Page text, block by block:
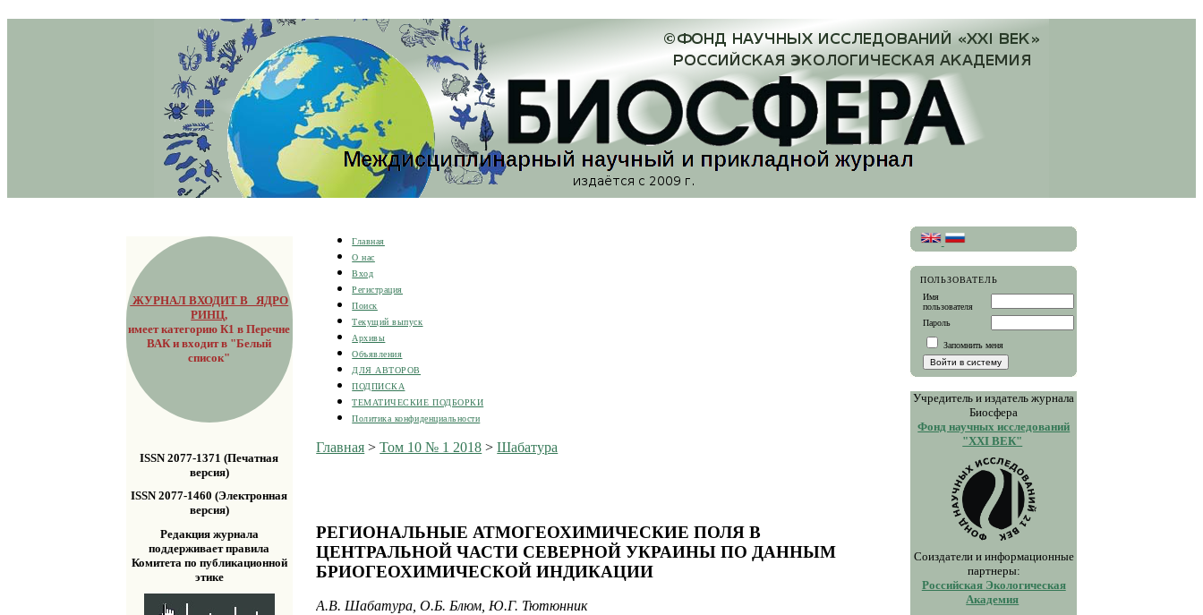
ЖУРНАЛ ВХОДИТ В ЯДРО
РИНЦ,
имеет категорию К1 в Перечне
ВАК и входит в "Белый
список"
ISSN 2077-1371 (Печатная
версия)
ISSN 2077-1460 (Электронная
версия)
Редакция журнала
поддерживает правила
Комитета по публикационной
этике
ПОЛЬЗОВАТЕЛЬ
Имя
пользователя
Пароль
Запомнить меня
Учредитель и издатель журнала
Биосфера
Фонд научных исследований
"XXI ВЕК"
Соиздатели и информационные
партнеры:
Российская Экологическая
Академия
Главная
О нас
Вход
Регистрация
Поиск
Текущий выпуск
Архивы
Объявления
ДЛЯ АВТОРОВ
ПОДПИСКА
ТЕМАТИЧЕСКИЕ ПОДБОРКИ
Политика конфиденциальности
Главная >Том 10 № 1 2018 >Шабатура
РЕГИОНАЛЬНЫЕ АТМОГЕОХИМИЧЕСКИЕ ПОЛЯ В
ЦЕНТРАЛЬНОЙ ЧАСТИ СЕВЕРНОЙ УКРАИНЫ ПО ДАННЫМ
БРИОГЕОХИМИЧЕСКОЙ ИНДИКАЦИИ
А.В. Шабатура, О.Б. Блюм, Ю.Г. Тютюнник